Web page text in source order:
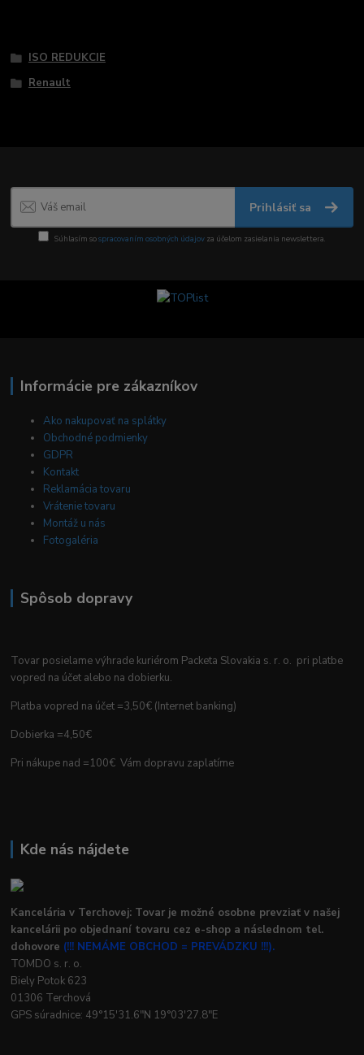
ISO REDUKCIE
Renault
Prihlásiť sa
Súhlasím sospracovaním osobných údajov za účelom zasielania newslettera.
Informácie pre zákazníkov
Ako nakupovať na splátky
Obchodné podmienky
GDPR
Kontakt
Reklamácia tovaru
Vrátenie tovaru
Montáž u nás
Fotogaléria
Spôsob dopravy
Tovar posielame výhrade kuriérom Packeta Slovakia s. r. o. pri platbe
vopred na účet alebo na dobierku.
Platba vopred na účet =3,50€ (Internet banking)
Dobierka =4,50€
Pri nákupe nad =100€ Vám dopravu zaplatíme
Kde nás nájdete
Kancelária v Terchovej: Tovar je možné osobne prevziať v našej
kancelárii po objednaní tovaru cez e-shop a následnom tel.
dohovore (!!! NEMÁME OBCHOD = PREVÁDZKU !!!).
TOMDO s. r. o.
Biely Potok 623
01306 Terchová
GPS súradnice: 49°15'31.6"N 19°03'27.8"E